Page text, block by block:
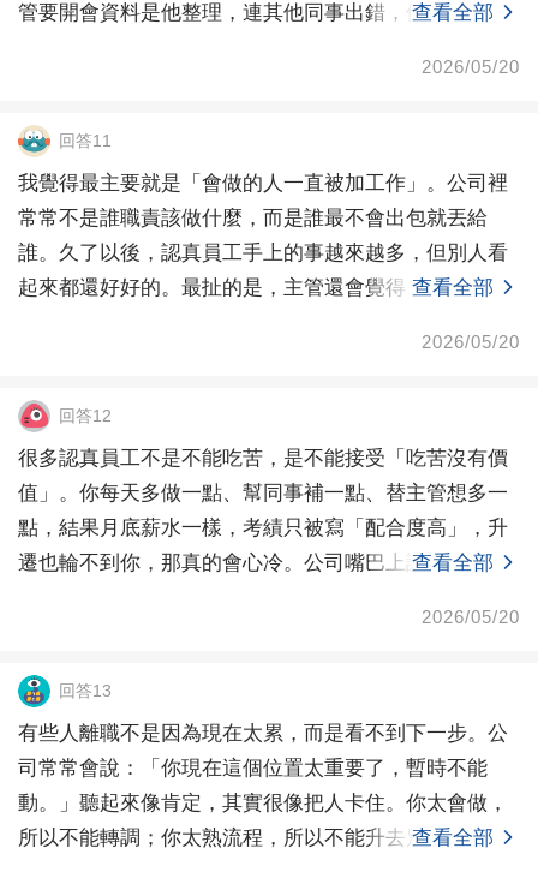
管要開會資料是他整理，連其他同事出錯，他也常常在
查看全部
2026/05/20
回答11
我覺得最主要就是「會做的人一直被加工作」。公司裡
常常不是誰職責該做什麼，而是誰最不會出包就丟給
誰。久了以後，認真員工手上的事越來越多，但別人看
起來都還好好的。最扯的是，主管還會覺得：「因為你
查看全部
2026/05/20
回答12
很多認真員工不是不能吃苦，是不能接受「吃苦沒有價
值」。你每天多做一點、幫同事補一點、替主管想多一
點，結果月底薪水一樣，考績只被寫「配合度高」，升
遷也輪不到你，那真的會心冷。公司嘴巴上說你很重
查看全部
2026/05/20
回答13
有些人離職不是因為現在太累，而是看不到下一步。公
司常常會說：「你現在這個位置太重要了，暫時不能
動。」聽起來像肯定，其實很像把人卡住。你太會做，
所以不能轉調；你太熟流程，所以不能升去別的位置；
查看全部